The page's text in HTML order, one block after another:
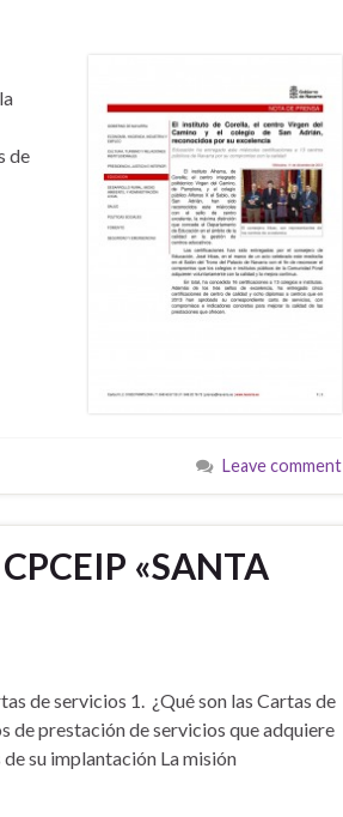
de
Leave comment
«SANTA
de servicios 1. ¿Qué son las Cartas de
de prestación de servicios que adquiere
su implantación La misión